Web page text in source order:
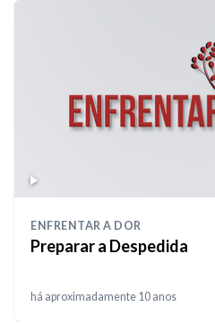
ENFRENTAR A DOR
Preparar a Despedida
há aproximadamente 10 anos